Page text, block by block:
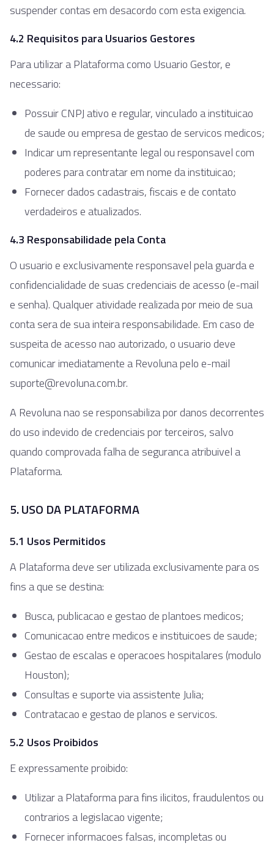
suspender contas em desacordo com esta exigencia.
4.2 Requisitos para Usuarios Gestores
Para utilizar a Plataforma como Usuario Gestor, e
necessario:
Possuir CNPJ ativo e regular, vinculado a instituicao
de saude ou empresa de gestao de servicos medicos;
Indicar um representante legal ou responsavel com
poderes para contratar em nome da instituicao;
Fornecer dados cadastrais, fiscais e de contato
verdadeiros e atualizados.
4.3 Responsabilidade pela Conta
O usuario e exclusivamente responsavel pela guarda e
confidencialidade de suas credenciais de acesso (e-mail
e senha). Qualquer atividade realizada por meio de sua
conta sera de sua inteira responsabilidade. Em caso de
suspeita de acesso nao autorizado, o usuario deve
comunicar imediatamente a Revoluna pelo e-mail
suporte@revoluna.com.br.
A Revoluna nao se responsabiliza por danos decorrentes
do uso indevido de credenciais por terceiros, salvo
quando comprovada falha de seguranca atribuivel a
Plataforma.
5. USO DA PLATAFORMA
5.1 Usos Permitidos
A Plataforma deve ser utilizada exclusivamente para os
fins a que se destina:
Busca, publicacao e gestao de plantoes medicos;
Comunicacao entre medicos e instituicoes de saude;
Gestao de escalas e operacoes hospitalares (modulo
Houston);
Consultas e suporte via assistente Julia;
Contratacao e gestao de planos e servicos.
5.2 Usos Proibidos
E expressamente proibido:
Utilizar a Plataforma para fins ilicitos, fraudulentos ou
contrarios a legislacao vigente;
Fornecer informacoes falsas, incompletas ou